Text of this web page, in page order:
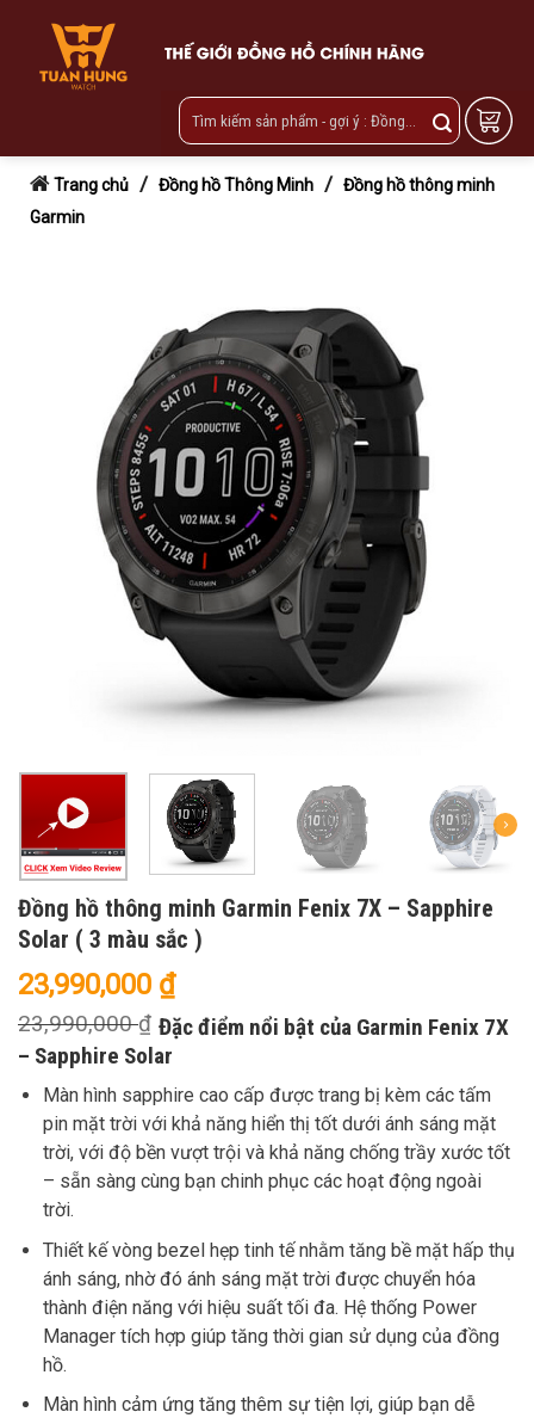
content
Trang chủ / Đồng hồ Thông Minh / Đồng hồ thông minh
Garmin
Đồng hồ thông minh Garmin Fenix 7X – Sapphire
Solar ( 3 màu sắc )
23,990,000 ₫
23,990,000₫ Đặc điểm nổi bật của Garmin Fenix 7X
– Sapphire Solar
Màn hình sapphire cao cấp được trang bị kèm các tấm
pin mặt trời với khả năng hiển thị tốt dưới ánh sáng mặt
trời, với độ bền vượt trội và khả năng chống trầy xước tốt
– sẵn sàng cùng bạn chinh phục các hoạt động ngoài
trời.
Thiết kế vòng bezel hẹp tinh tế nhằm tăng bề mặt hấp thụ
ánh sáng, nhờ đó ánh sáng mặt trời được chuyển hóa
thành điện năng với hiệu suất tối đa. Hệ thống Power
Manager tích hợp giúp tăng thời gian sử dụng của đồng
hồ.
Màn hình cảm ứng tăng thêm sự tiện lợi, giúp bạn dễ